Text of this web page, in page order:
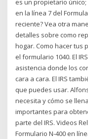
es un propietario
en la línea 7 del
reciente? Vea otra
detalles sobre como
hogar. Como hacer tus
el formulario 1040. El
asistencia donde los
cara a cara. El IRS
que puedes usar.
necesita y cómo se
importantes para
parte del IRS. Videos
Formulario N-400 en